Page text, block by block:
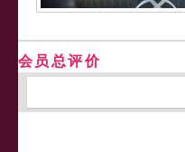
会员总评价